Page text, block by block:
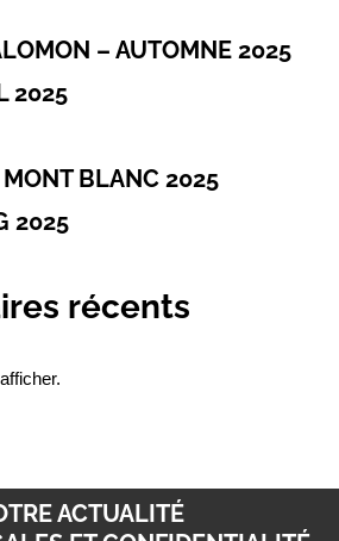
– AUTOMNE 2025
2025
BLANC 2025
2025
récents
ACTUALITÉ